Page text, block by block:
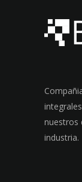
nuestros
industria.